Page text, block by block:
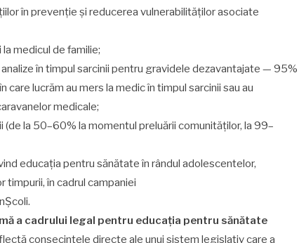
în prevenție și reducerea vulnerabilităților asociate
medicul de familie;
în timpul sarcinii pentru gravidele dezavantajate — 95%
lucrăm au mers la medic în timpul sarcinii sau au
medicale;
(de la 50–60% la momentul preluării comunităților, la 99–
educația pentru sănătate în rândul adolescentelor,
timpurii, în cadrul campaniei
a cadrului legal pentru educația pentru sănătate
consecințele directe ale unui sistem legislativ care a